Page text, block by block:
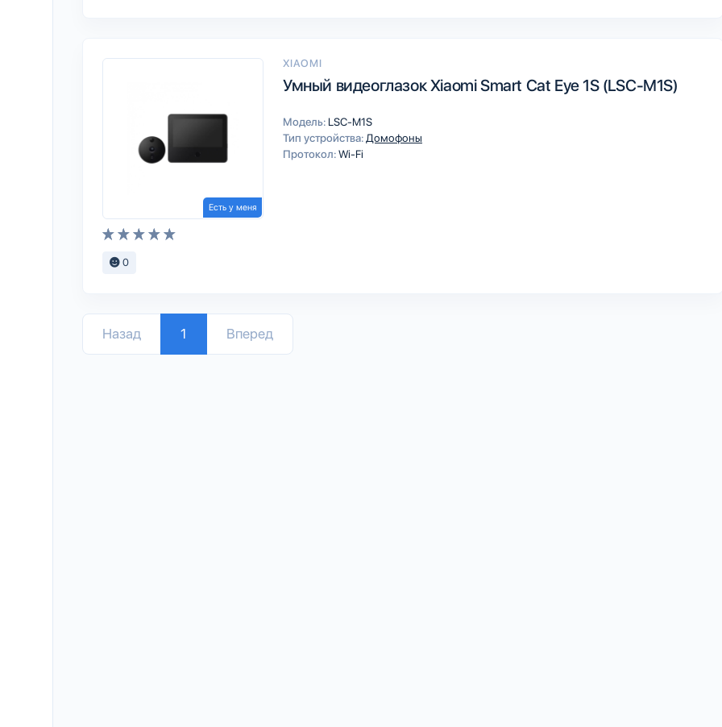
Есть у меня
XIAOMI
Умный видеоглазок Xiaomi Smart Cat Eye 1S (LSC-M1S)
Модель: LSC-M1S
Тип устройства: Домофоны
Протокол:Wi-Fi
0
Назад 1 Вперед